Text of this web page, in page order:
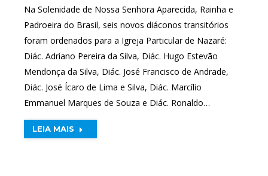
Na Solenidade de Nossa Senhora Aparecida, Rainha e
Padroeira do Brasil, seis novos diáconos transitórios
foram ordenados para a Igreja Particular de Nazaré:
Diác. Adriano Pereira da Silva, Diác. Hugo Estevão
Mendonça da Silva, Diác. José Francisco de Andrade,
Diác. José Ícaro de Lima e Silva, Diác. Marcílio
Emmanuel Marques de Souza e Diác. Ronaldo…
LEIA MAIS